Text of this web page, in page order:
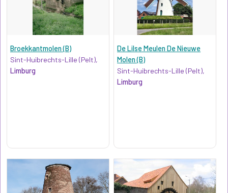
Broekkantmolen (B)
Sint-Huibrechts-Lille (Pelt),
Limburg
De Lilse Meulen De Nieuwe
Molen (B)
Sint-Huibrechts-Lille (Pelt),
Limburg